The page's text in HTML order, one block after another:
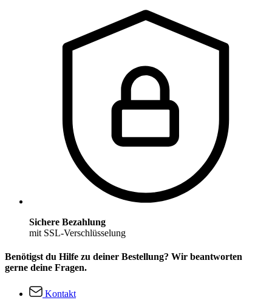
Sichere Bezahlung
mit SSL-Verschlüsselung
Benötigst du Hilfe zu deiner Bestellung? Wir beantworten
gerne deine Fragen.
Kontakt